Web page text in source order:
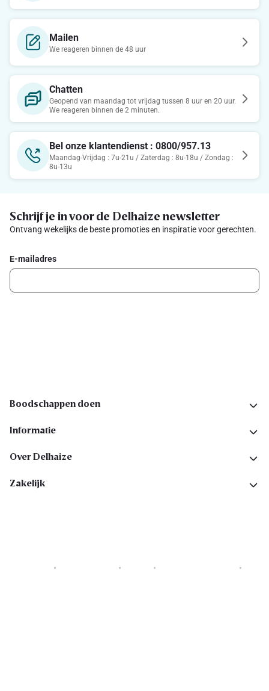
Mailen
We reageren binnen de 48 uur
Chatten
Geopend van maandag tot vrijdag tussen 8 uur en 20 uur.
We reageren binnen de 2 minuten.
Bel onze klantendienst : 0800/957.13
Maandag-Vrijdag : 7u-21u / Zaterdag : 8u-18u / Zondag :
8u-13u
Schrijf je in voor de Delhaize newsletter
Ontvang wekelijks de beste promoties en inspiratie voor gerechten.
E-mailadres
Boodschappen doen
Informatie
Over Delhaize
Zakelijk